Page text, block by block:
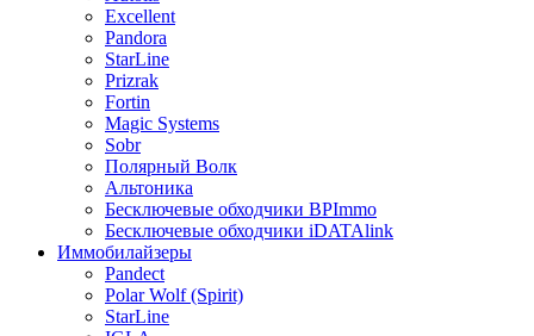
Excellent
Pandora
StarLine
Prizrak
Fortin
Magic Systems
Sobr
Полярный Волк
Альтоника
Бесключевые обходчики BPImmo
Бесключевые обходчики iDATAlink
Иммобилайзеры
Pandect
Polar Wolf (Spirit)
StarLine